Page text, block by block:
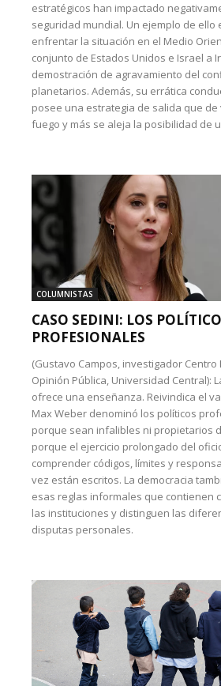
estratégicos han impactado
seguridad mundial. Un ejemplo de ello
enfrentar la situación en el Medio
conjunto de Estados Unidos e Israel a
demostración de agravamiento del
planetarios. Además, su errática
posee una estrategia de salida que
fuego y más se aleja la posibilidad de
COLUMNISTAS
CASO SEDINI: LOS
PROFESIONALES
(Gustavo Campos, investigador Centro
Opinión Pública, Universidad Central):
ofrece una enseñanza. Reivindica el
Max Weber denominó los políticos
porque sean infalibles ni propietarios
porque el ejercicio prolongado del
comprender códigos, límites y
vez están escritos. La democracia
esas reglas informales que contienen
las instituciones y distinguen las
disputas personales.